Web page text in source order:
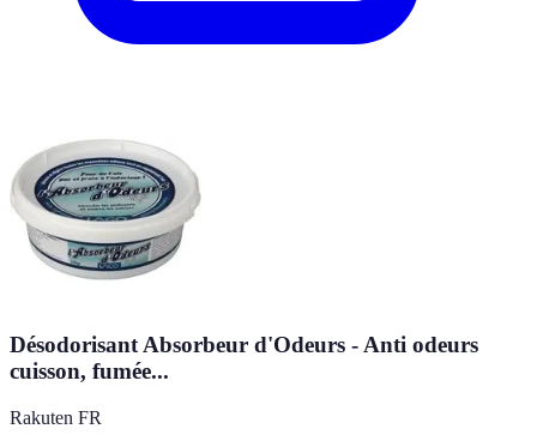
Désodorisant Absorbeur d'Odeurs - Anti odeurs
cuisson, fumée...
Rakuten FR